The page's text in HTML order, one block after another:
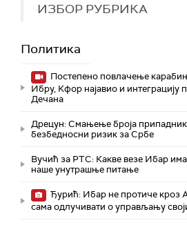
ИЗБОР РУБРИКА
Политика
Постепено повлачење
Ибру, Кфор најавио и интеграцију
Дечана
Дрецун: Смањење броја
безбедносни ризик за Србе
Вучић за РТС: Какве везе Ибар има
наше унутрашње питање
Ђурић: Ибар не протиче кроз
сама одлучивати о управљању